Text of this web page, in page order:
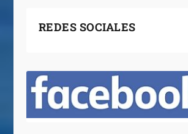
REDES SOCIALES